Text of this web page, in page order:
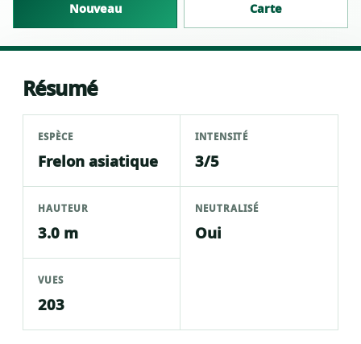
Nouveau Carte
Résumé
ESPÈCE
Frelon asiatique
INTENSITÉ
3/5
HAUTEUR
3.0 m
NEUTRALISÉ
Oui
VUES
203